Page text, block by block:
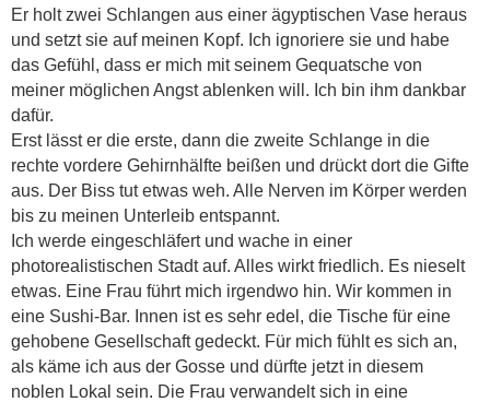
Er holt zwei Schlangen aus einer ägyptischen Vase heraus
und setzt sie auf meinen Kopf. Ich ignoriere sie und habe
das Gefühl, dass er mich mit seinem Gequatsche von
meiner möglichen Angst ablenken will. Ich bin ihm dankbar
dafür.
Erst lässt er die erste, dann die zweite Schlange in die
rechte vordere Gehirnhälfte beißen und drückt dort die Gifte
aus. Der Biss tut etwas weh. Alle Nerven im Körper werden
bis zu meinen Unterleib entspannt.
Ich werde eingeschläfert und wache in einer
photorealistischen Stadt auf. Alles wirkt friedlich. Es nieselt
etwas. Eine Frau führt mich irgendwo hin. Wir kommen in
eine Sushi-Bar. Innen ist es sehr edel, die Tische für eine
gehobene Gesellschaft gedeckt. Für mich fühlt es sich an,
als käme ich aus der Gosse und dürfte jetzt in diesem
noblen Lokal sein. Die Frau verwandelt sich in eine